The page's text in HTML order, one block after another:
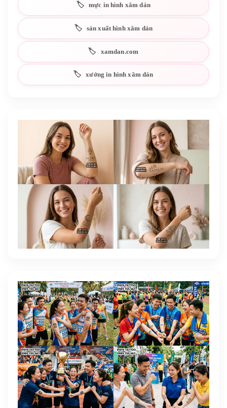
mực in hình xăm dán
sản xuất hình xăm dán
xamdan.com
xưởng in hình xăm dán